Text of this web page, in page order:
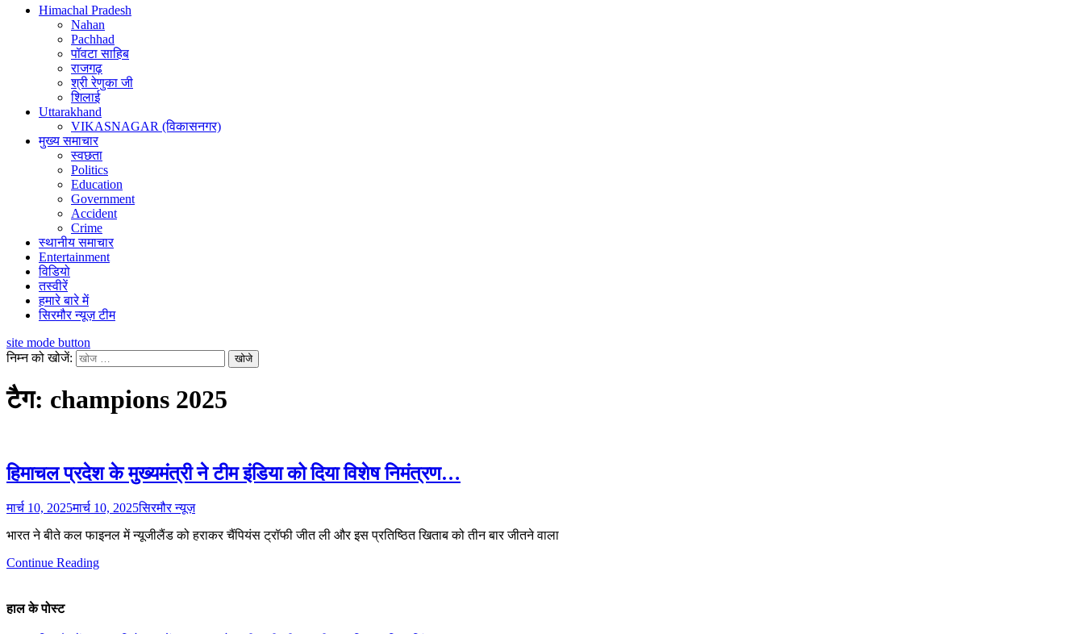
Himachal Pradesh
Nahan
Pachhad
पॉवटा साहिब
राजगढ़
श्री रेणुका जी
शिलाई
Uttarakhand
VIKASNAGAR (विकासनगर)
मुख्य समाचार
स्वछता
Politics
Education
Government
Accident
Crime
स्थानीय समाचार
Entertainment
विडियो
तस्वीरें
हमारे बारे में
सिरमौर न्यूज़ टीम
site mode button
निम्न को खोजें:
टैग: champions 2025
हिमाचल प्रदेश के मुख्यमंत्री ने टीम इंडिया को दिया विशेष निमंत्रण…
मार्च 10, 2025मार्च 10, 2025सिरमौर न्यूज़
भारत ने बीते कल फाइनल में न्यूजीलैंड को हराकर चैंपियंस ट्रॉफी जीत ली और इस प्रतिष्ठित खिताब को तीन बार जीतने वाला
Continue Reading
हाल के पोस्ट